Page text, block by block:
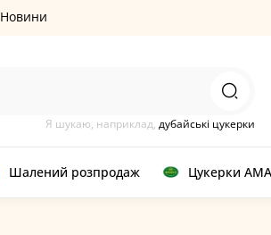
Новини
Я шукаю, наприклад, дубайські цукерки
Шалений розпродаж Цукерки